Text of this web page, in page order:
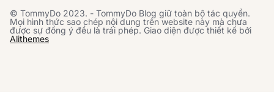
© TommyDo 2023. - TommyDo Blog giữ toàn bộ tác quyền.
Mọi hình thức sao chép nội dung trên website này mà chưa
được sự đồng ý đều là trái phép. Giao diện được thiết kế bởi
Alithemes